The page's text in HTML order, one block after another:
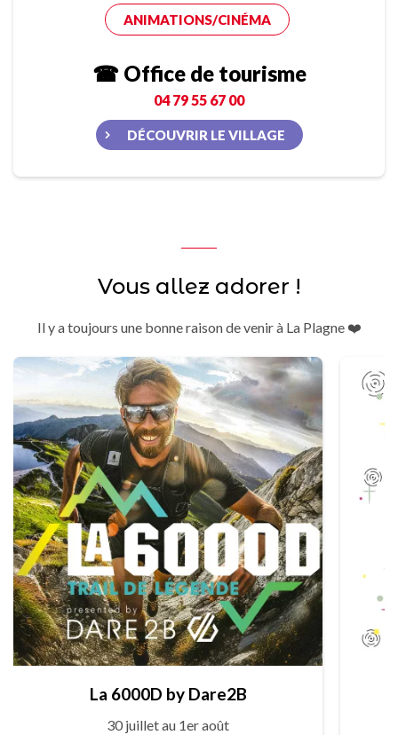
ANIMATIONS/CINÉMA
☎ Office de tourisme
04 79 55 67 00
DÉCOUVRIR LE VILLAGE
Vous allez adorer !
Il y a toujours une bonne raison de venir à La Plagne ❤️
La 6000D by Dare2B
30 juillet au 1er août